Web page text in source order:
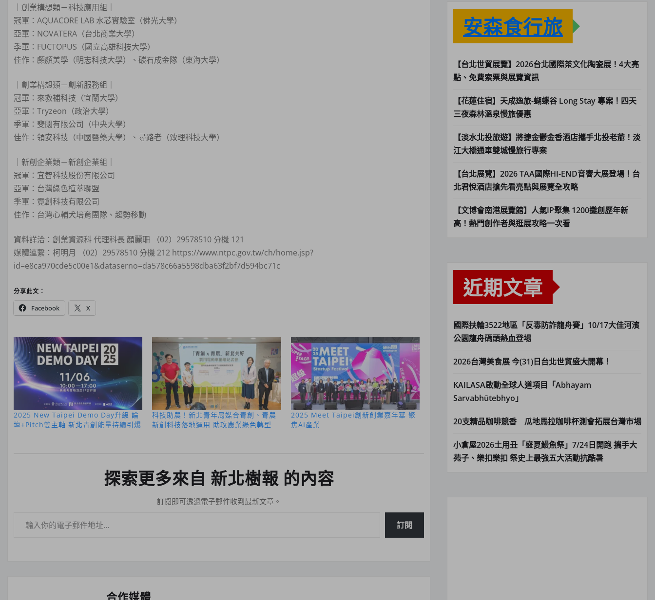
｜創業構想類－科技應用組｜
冠軍：AQUACORE LAB 水芯實驗室（佛光大學）
亞軍：NOVATERA（台北商業大學）
季軍：FUCTOPUS（國立高雄科技大學）
佳作：顱顏美學（明志科技大學）、碳石成金隊（東海大學）
｜創業構想類－創新服務組｜
冠軍：來救補科技（宜蘭大學）
亞軍：Tryzeon（政治大學）
季軍：斐闊有限公司（中央大學）
佳作：領安科技（中國醫藥大學）、尋路者（致理科技大學）
｜新創企業類－新創企業組｜
冠軍：宜智科技股份有限公司
亞軍：台灣綠色植萃聯盟
季軍：霓創科技有限公司
佳作：台灣心輔犬培育團隊、趨勢移動
資料詳洽：創業資源科 代理科長 顏麗珊 （02）29578510 分機 121
媒體連繫：柯明月 （02）29578510 分機 212 https://www.ntpc.gov.tw/ch/home.jsp?
id=e8ca970cde5c00e1&dataserno=da578c66a5598dba63f2bf7d594bc71c
分享此文：
Facebook X
2025 New Taipei Demo Day升級 論
壇+Pitch雙主軸 新北青創能量持續引爆
科技助農！新北青年局媒合青創、青農
新創科技落地運用 助攻農業綠色轉型
2025 Meet Taipei創新創業嘉年華 聚
焦AI產業
探索更多來自 新北樹報 的內容
訂閱即可透過電子郵件收到最新文章。
訂閱
合作媒體
安森食行旅
【台北世貿展覽】2026台北國際茶文化陶瓷展！4大亮
點、免費索票與展覽資訊
【花蓮住宿】天成逸旅-蝴蝶谷 Long Stay 專案！四天
三夜森林溫泉慢旅優惠
【淡水北投旅遊】將捷金鬱金香酒店攜手北投老爺！淡
江大橋通車雙城慢旅行專案
【台北展覽】2026 TAA國際HI-END音響大展登場！台
北君悅酒店搶先看亮點與展覽全攻略
【文博會南港展覽館】人氣IP聚集 1200攤創歷年新
高！熱門創作者與逛展攻略一次看
近期文章
國際扶輪3522地區「反毒防詐龍舟賽」10/17大佳河濱
公園龍舟碼頭熱血登場
2026台灣美食展 今(31)日台北世貿盛大開幕！
KAILASA啟動全球人道項目「Abhayam
Sarvabhūtebhyo」
20支精品咖啡競香 瓜地馬拉咖啡杯測會拓展台灣市場
小倉屋2026土用丑「盛夏鰻魚祭」7/24日開跑 攜手大
苑子、樂扣樂扣 祭史上最強五大活動抗酷暑